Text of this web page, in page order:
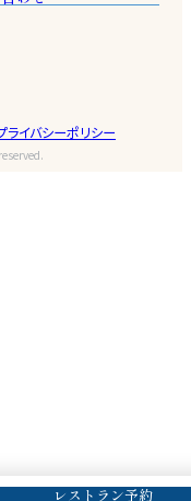
ライバシーポリシー
レストラン予約